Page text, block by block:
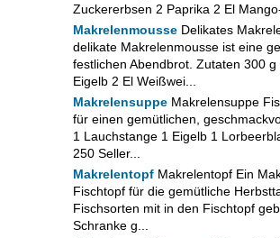
Zuckererbsen 2 Paprika 2 El
Makrelenmousse Delikates
delikate Makrelenmousse ist eine
festlichen Abendbrot. Zutaten 300
Eigelb 2 El Weißwei...
Makrelensuppe Makrelensuppe
für einen gemütlichen,
1 Lauchstange 1 Eigelb 1
250 Seller...
Makrelentopf Makrelentopf Ein
Fischtopf für die gemütliche
Fischsorten mit in den Fischtopf
Schranke g...